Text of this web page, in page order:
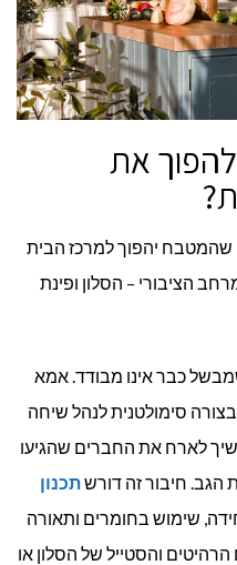
את
יהפוך למרכז הבית
הציבורי – הסלון ופינת
כבר אינו מבודד. אמא
סימולטנית לנהל שיחה
לארח את החברים שהגיעו
חיבור זה דורשתכנון
שימוש בחומרים ותאורה
והסטייל של הסלון או